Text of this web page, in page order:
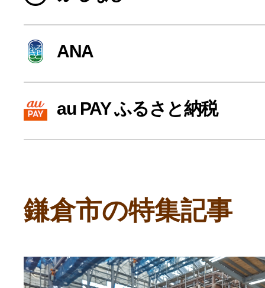
ふるさと納税徹底比較
寄付上限額シミュレーション
副業・パラレルワーカー
個人事業主・フリーラン
ANA
au PAY ふるさと納税
鎌倉市の特集記事